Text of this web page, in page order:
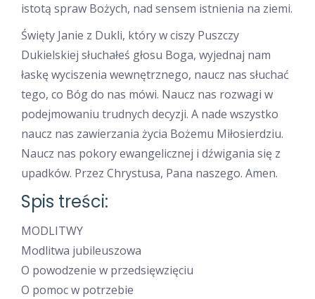
istotą spraw Bożych, nad sensem istnienia na ziemi.
Święty Janie z Dukli, który w ciszy Puszczy
Dukielskiej słuchałeś głosu Boga, wyjednaj nam
łaskę wyciszenia wewnętrznego, naucz nas słuchać
tego, co Bóg do nas mówi. Naucz nas rozwagi w
podejmowaniu trudnych decyzji. A nade wszystko
naucz nas zawierzania życia Bożemu Miłosierdziu.
Naucz nas pokory ewangelicznej i dźwigania się z
upadków. Przez Chrystusa, Pana naszego. Amen.
Spis treści:
MODLITWY
Modlitwa jubileuszowa
O powodzenie w przedsięwzięciu
O pomoc w potrzebie